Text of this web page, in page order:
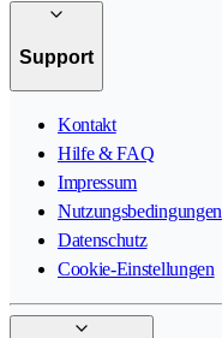
Support
Kontakt
Hilfe & FAQ
Impressum
Nutzungsbedingungen
Datenschutz
Cookie-Einstellungen